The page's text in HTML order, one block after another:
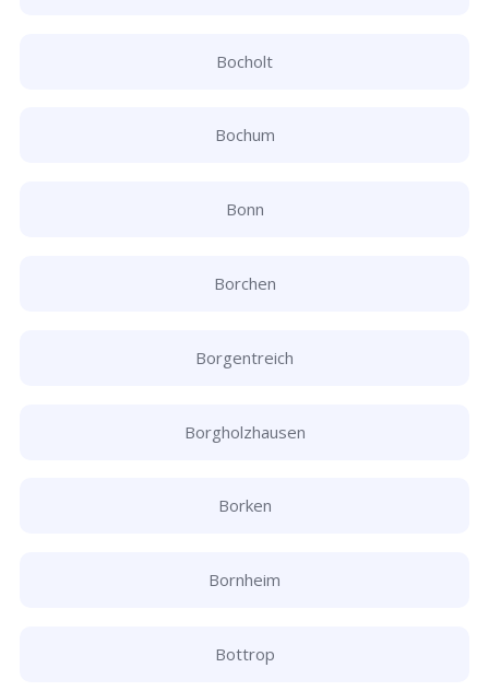
Bocholt
Bochum
Bonn
Borchen
Borgentreich
Borgholzhausen
Borken
Bornheim
Bottrop